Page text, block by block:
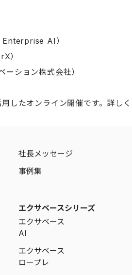
AI）
）
ーション株式会社）
したオンライン開催です。詳し
社長メッセージ
事例集
エクサベースシリーズ
エクサベース
AI
エクサベース
ロープレ